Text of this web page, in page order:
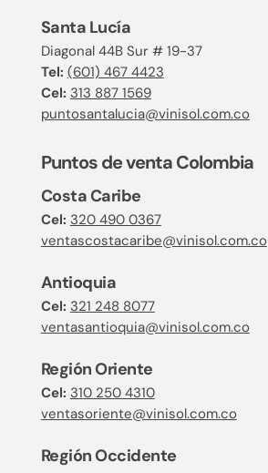
Santa Lucía
Diagonal 44B Sur # 19-37
Tel: (601) 467 4423
Cel: 313 887 1569
puntosantalucia@vinisol.com.co
Puntos de venta Colombia
Costa Caribe
Cel: 320 490 0367
ventascostacaribe@vinisol.com.co
Antioquia
Cel: 321 248 8077
ventasantioquia@vinisol.com.co
Región Oriente
Cel: 310 250 4310
ventasoriente@vinisol.com.co
Región Occidente